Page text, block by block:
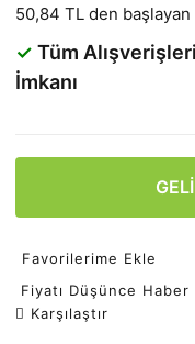
50,84 TL den
✓ Tüm
İmkanı
Favorilerime Ekle
Fiyatı Düşünce Haber
Karşılaştır